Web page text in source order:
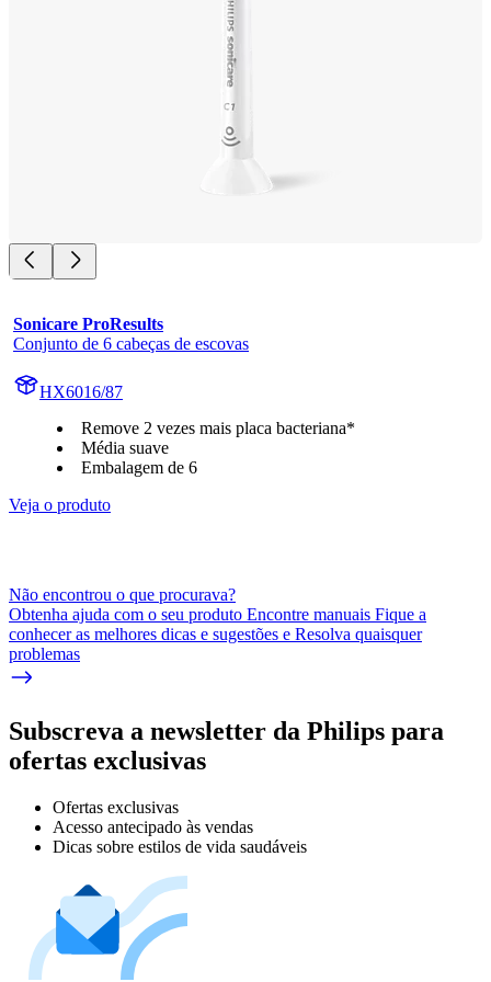
Sonicare ProResults
Conjunto de 6 cabeças de escovas
HX6016/87
Remove 2 vezes mais placa bacteriana*
Média suave
Embalagem de 6
Veja o produto
Não encontrou o que procurava?
Obtenha ajuda com o seu produto Encontre manuais Fique a
conhecer as melhores dicas e sugestões e Resolva quaisquer
problemas
Subscreva a newsletter da Philips para
ofertas exclusivas
Ofertas exclusivas
Acesso antecipado às vendas
Dicas sobre estilos de vida saudáveis